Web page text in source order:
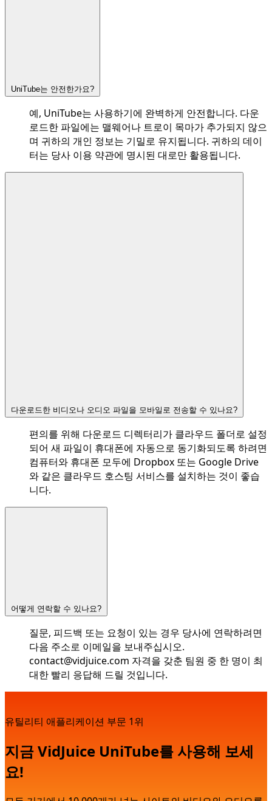
UniTube는 안전한가요?
예, UniTube는 사용하기에 완벽하게 안전합니다. 다운
로드한 파일에는 맬웨어나 트로이 목마가 추가되지 않으
며 귀하의 개인 정보는 기밀로 유지됩니다. 귀하의 데이
터는 당사 이용 약관에 명시된 대로만 활용됩니다.
다운로드한 비디오나 오디오 파일을 모바일로 전송할 수 있나요?
편의를 위해 다운로드 디렉터리가 클라우드 폴더로 설정
되어 새 파일이 휴대폰에 자동으로 동기화되도록 하려면
컴퓨터와 휴대폰 모두에 Dropbox 또는 Google Drive
와 같은 클라우드 호스팅 서비스를 설치하는 것이 좋습
니다.
어떻게 연락할 수 있나요?
질문, 피드백 또는 요청이 있는 경우 당사에 연락하려면
다음 주소로 이메일을 보내주십시오.
contact@vidjuice.com 자격을 갖춘 팀원 중 한 명이 최
대한 빨리 응답해 드릴 것입니다.
유틸리티 애플리케이션 부문 1위
지금 VidJuice UniTube를 사용해 보세
요!